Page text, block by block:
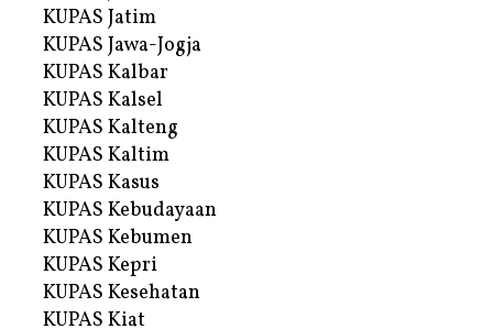
KUPAS Jatim
KUPAS Jawa-Jogja
KUPAS Kalbar
KUPAS Kalsel
KUPAS Kalteng
KUPAS Kaltim
KUPAS Kasus
KUPAS Kebudayaan
KUPAS Kebumen
KUPAS Kepri
KUPAS Kesehatan
KUPAS Kiat